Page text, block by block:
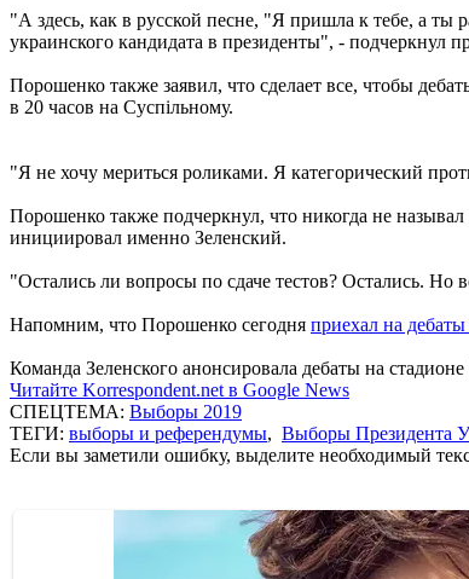
"А здесь, как в русской песне, "Я пришла к тебе, а ты
украинского кандидата в президенты", - подчеркнул
Порошенко также заявил, что сделает все, чтобы
в 20 часов на Суспільному.
"Я не хочу мериться роликами. Я категорический
Порошенко также подчеркнул, что никогда не
инициировал именно Зеленский.
"Остались ли вопросы по сдаче тестов? Остались.
Напомним, что Порошенко сегодня приехал на
Команда Зеленского анонсировала дебаты на
Читайте Korrespondent.net в Google News
СПЕЦТЕМА: Выборы 2019
ТЕГИ: выборы и референдумы, Выборы Президента
Если вы заметили ошибку, выделите необходимый